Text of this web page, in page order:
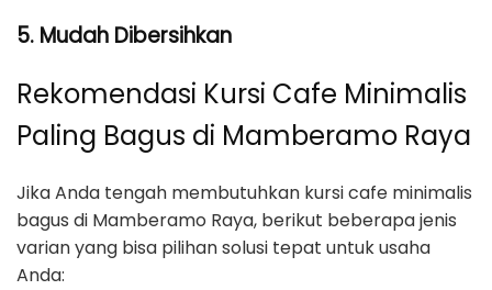
5. Mudah Dibersihkan
Rekomendasi Kursi Cafe Minimalis
Paling Bagus di Mamberamo Raya
Jika Anda tengah membutuhkan kursi cafe minimalis
bagus di Mamberamo Raya, berikut beberapa jenis
varian yang bisa pilihan solusi tepat untuk usaha
Anda: